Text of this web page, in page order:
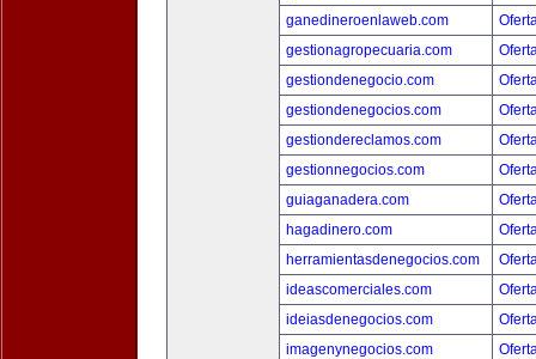
ganedineroenlaweb.com
gestionagropecuaria.com
gestiondenegocio.com
gestiondenegocios.com
gestiondereclamos.com
gestionnegocios.com
guiaganadera.com
hagadinero.com
herramientasdenegocios.com
ideascomerciales.com
ideiasdenegocios.com
imagenynegocios.com